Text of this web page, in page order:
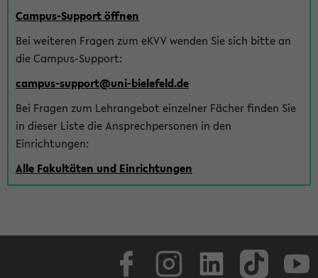
Campus-Support öffnen
Bei weiteren Fragen zum eKVV wenden Sie sich bitte an
die Campus-Support:
campus-support@uni-bielefeld.de
Bei Fragen zum Lehrangebot einzelner Fächer finden Sie
in dieser Liste die Ansprechpersonen in den
Einrichtungen:
Alle Fakultäten und Einrichtungen